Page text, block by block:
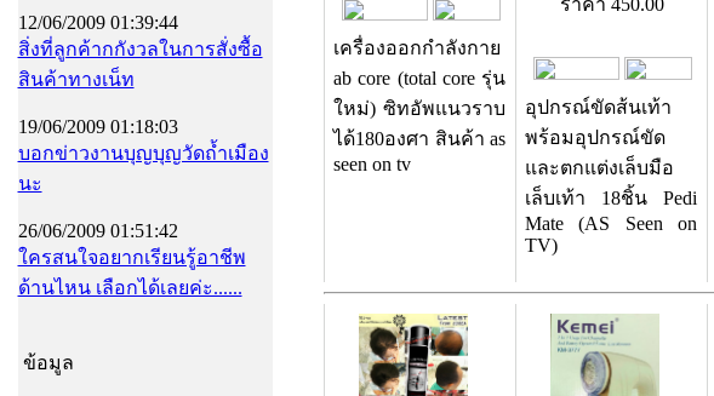
12/06/2009 01:39:44
สิ่งที่ลูกค้ากกังวลในการสั่งซื้อ
สินค้าทางเน็ท
19/06/2009 01:18:03
บอกข่าวงานบุญบุญวัดถ้ำเมือง
นะ
26/06/2009 01:51:42
ใครสนใจอยากเรียนรู้อาชีพ
ด้านไหน เลือกได้เลยค่ะ......
ข้อมูล
เครื่องออกกำลังกาย
ab core (total core รุ่น
ใหม่) ซิทอัพแนวราบ
ได้180องศา สินค้า as
seen on tv
ราคา 450.00
อุปกรณ์ขัดส้นเท้า
พร้อมอุปกรณ์ขัด
และตกแต่งเล็บมือ
เล็บเท้า 18ชิ้น Pedi
Mate (AS Seen on
TV)